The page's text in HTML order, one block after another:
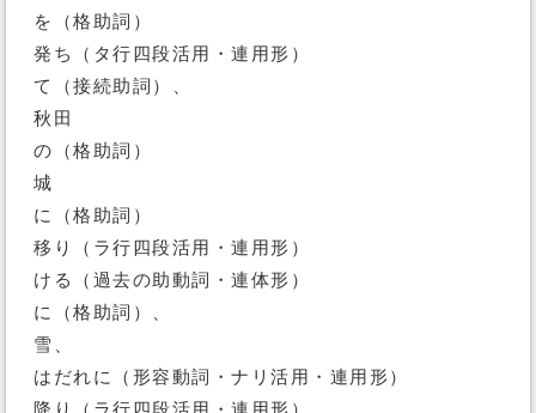
を（格助詞）
発ち（タ行四段活用・連用形）
て（接続助詞）、
秋田
の（格助詞）
城
に（格助詞）
移り（ラ行四段活用・連用形）
ける（過去の助動詞・連体形）
に（格助詞）、
雪、
はだれに（形容動詞・ナリ活用・連用形）